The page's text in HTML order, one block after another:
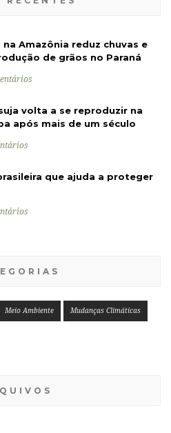
Amazônia reduz chuvas e
de grãos no Paraná
volta a se reproduzir na
após mais de um século
que ajuda a proteger
Meio Ambiente Mudanças Climáticas